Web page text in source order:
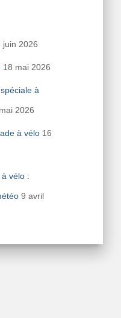
juin 2026
18 mai 2026
à
2026
à vélo 16
vélo :
9 avril